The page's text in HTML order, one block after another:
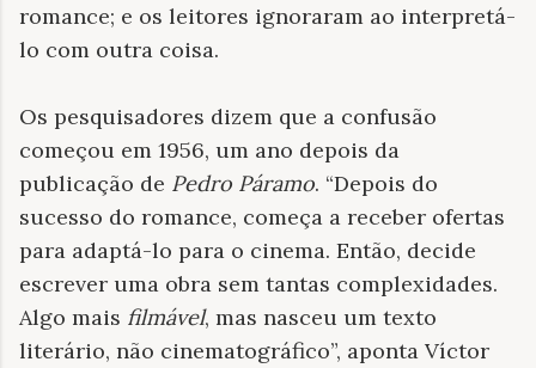
romance; e os leitores ignoraram ao interpretá-
lo com outra coisa.
Os pesquisadores dizem que a confusão
começou em 1956, um ano depois da
publicação de Pedro Páramo. “Depois do
sucesso do romance, começa a receber ofertas
para adaptá-lo para o cinema. Então, decide
escrever uma obra sem tantas complexidades.
Algo mais filmável, mas nasceu um texto
literário, não cinematográfico”, aponta Víctor